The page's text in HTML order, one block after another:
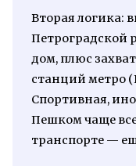
Вторая логика:
Петроградской
дом, плюс
станций метро
Спортивная,
Пешком чаще
транспорте —